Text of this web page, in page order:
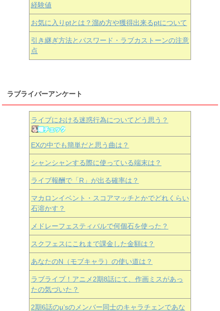
経験値
お気に入りptとは？溜め方や獲得出来るptについて
引き継ぎ方法とパスワード・ラブカストーンの注意
点
ラブライバーアンケート
ライブにおける迷惑行為についてどう思う？
EXの中でも簡単だと思う曲は？
シャンシャンする際に使っている端末は？
ライブ報酬で「R」が出る確率は？
マカロンイベント・スコアマッチとかでどれくらい
石溶かす？
メドレーフェスティバルで何個石を使った？
スクフェスにこれまで課金した金額は？
あなたのN（モブキャラ）の使い道は？
ラブライブ！アニメ2期8話にて、作画ミスがあっ
たの気づいた？
2期6話のμ’sのメンバー同士のキャラチェンであな